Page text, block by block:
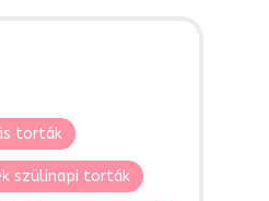
torták
szülinapi torták